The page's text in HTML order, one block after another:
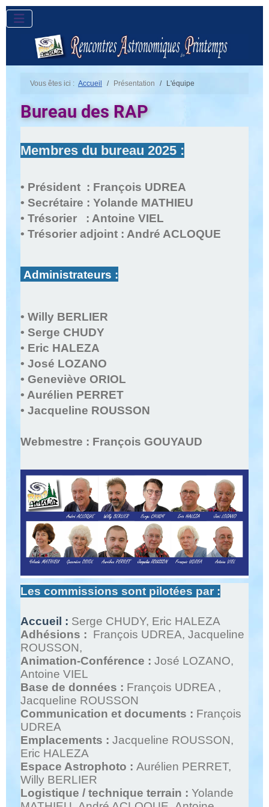
Vous êtes ici : Accueil Présentation L'équipe
Bureau des RAP
Membres du bureau 2025 :
• Président : François UDREA
• Secrétaire : Yolande MATHIEU
• Trésorier : Antoine VIEL
• Trésorier adjoint : André ACLOQUE
Administrateurs :
• Willy BERLIER
• Serge CHUDY
• Eric HALEZA
• José LOZANO
• Geneviève ORIOL
• Aurélien PERRET
• Jacqueline ROUSSON
Webmestre : François GOUYAUD
Les commissions sont pilotées par :
Accueil : Serge CHUDY, Eric HALEZA
Adhésions : François UDREA, Jacqueline
ROUSSON,
Animation-Conférence : José LOZANO,
Antoine VIEL
Base de données : François UDREA ,
Jacqueline ROUSSON
Communication et documents : François
UDREA
Emplacements : Jacqueline ROUSSON,
Eric HALEZA
Espace Astrophoto : Aurélien PERRET,
Willy BERLIER
Logistique / technique terrain : Yolande